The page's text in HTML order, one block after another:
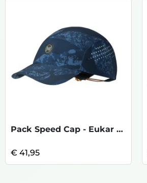
Pack Speed Cap - Eukar Navy
€ 41,95